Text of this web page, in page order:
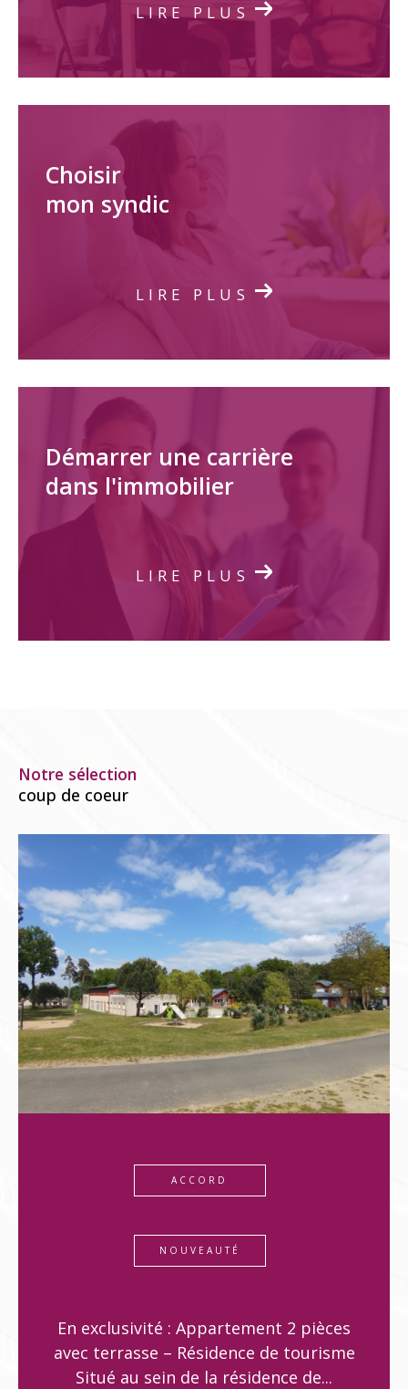
LIRE PLUS
Choisir
mon syndic
LIRE PLUS
Démarrer une carrière
dans l'immobilier
LIRE PLUS
Notre sélection
coup de coeur
ACCORD
NOUVEAUTÉ
En exclusivité : Appartement 2 pièces
avec terrasse – Résidence de tourisme
Situé au sein de la résidence de...